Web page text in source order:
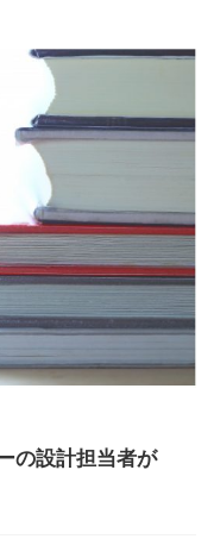
の設計担当者が